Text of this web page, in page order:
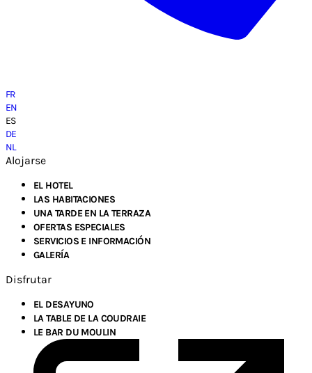
FR
EN
ES
DE
NL
Alojarse
EL HOTEL
LAS HABITACIONES
UNA TARDE EN LA TERRAZA
OFERTAS ESPECIALES
SERVICIOS E INFORMACIÓN
GALERÍA
Disfrutar
EL DESAYUNO
LA TABLE DE LA COUDRAIE
LE BAR DU MOULIN